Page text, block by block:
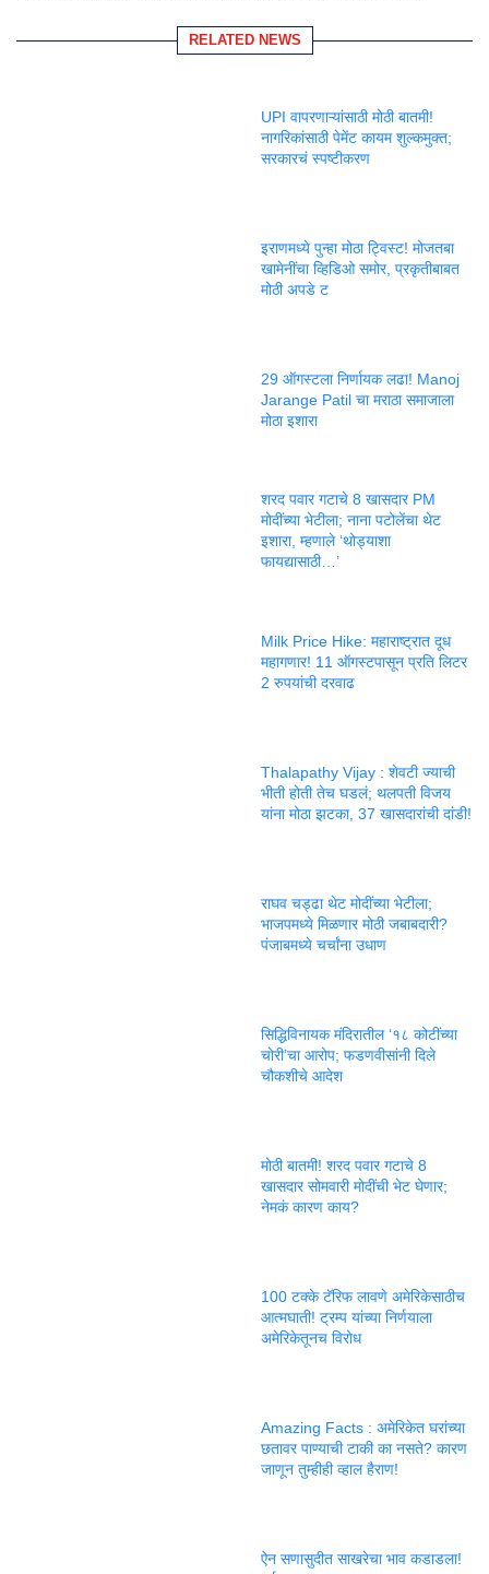
RELATED NEWS
UPI वापरणाऱ्यांसाठी मोठी बातमी!
नागरिकांसाठी पेमेंट कायम शुल्कमुक्त;
सरकारचं स्पष्टीकरण
इराणमध्ये पुन्हा मोठा ट्विस्ट! मोजतबा
खामेनींचा व्हिडिओ समोर, प्रकृतीबाबत
मोठी अपडे ट
29 ऑगस्टला निर्णायक लढा! Manoj
Jarange Patil चा मराठा समाजाला
मोठा इशारा
शरद पवार गटाचे 8 खासदार PM
मोदींच्या भेटीला; नाना पटोलेंचा थेट
इशारा, म्हणाले ‘थोड्याशा
फायद्यासाठी…’
Milk Price Hike: महाराष्ट्रात दूध
महागणार! 11 ऑगस्टपासून प्रति लिटर
2 रुपयांची दरवाढ
Thalapathy Vijay : शेवटी ज्याची
भीती होती तेच घडलं; थलपती विजय
यांना मोठा झटका, 37 खासदारांची दांडी!
राघव चड्ढा थेट मोदींच्या भेटीला;
भाजपमध्ये मिळणार मोठी जबाबदारी?
पंजाबमध्ये चर्चांना उधाण
सिद्धिविनायक मंदिरातील ‘१८ कोटींच्या
चोरी’चा आरोप; फडणवीसांनी दिले
चौकशीचे आदेश
मोठी बातमी! शरद पवार गटाचे 8
खासदार सोमवारी मोदींची भेट घेणार;
नेमकं कारण काय?
100 टक्के टॅरिफ लावणे अमेरिकेसाठीच
आत्मघाती! ट्रम्प यांच्या निर्णयाला
अमेरिकेतूनच विरोध
Amazing Facts : अमेरिकेत घरांच्या
छतावर पाण्याची टाकी का नसते? कारण
जाणून तुम्हीही व्हाल हैराण!
ऐन सणासुदीत साखरेचा भाव कडाडला!